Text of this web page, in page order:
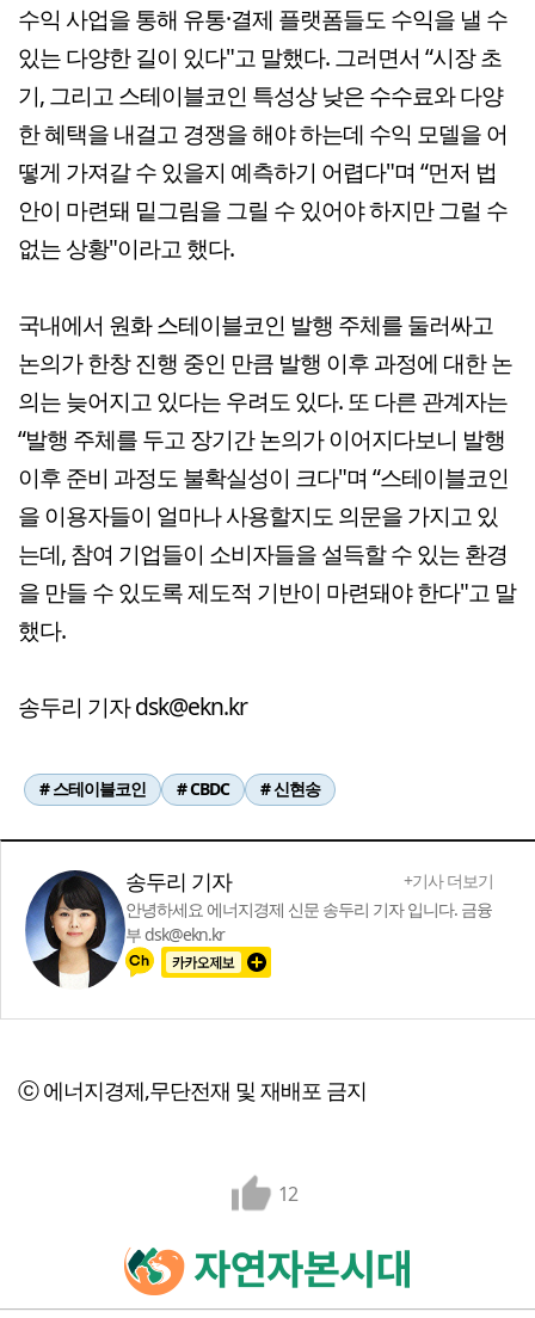
수익 사업을 통해 유통·결제 플랫폼들도 수익을 낼 수
있는 다양한 길이 있다"고 말했다. 그러면서 “시장 초
기, 그리고 스테이블코인 특성상 낮은 수수료와 다양
한 혜택을 내걸고 경쟁을 해야 하는데 수익 모델을 어
떻게 가져갈 수 있을지 예측하기 어렵다"며 “먼저 법
안이 마련돼 밑그림을 그릴 수 있어야 하지만 그럴 수
없는 상황"이라고 했다.
국내에서 원화 스테이블코인 발행 주체를 둘러싸고
논의가 한창 진행 중인 만큼 발행 이후 과정에 대한 논
의는 늦어지고 있다는 우려도 있다. 또 다른 관계자는
“발행 주체를 두고 장기간 논의가 이어지다보니 발행
이후 준비 과정도 불확실성이 크다"며 “스테이블코인
을 이용자들이 얼마나 사용할지도 의문을 가지고 있
는데, 참여 기업들이 소비자들을 설득할 수 있는 환경
을 만들 수 있도록 제도적 기반이 마련돼야 한다"고 말
했다.
송두리 기자 dsk@ekn.kr
# 스테이블코인 # CBDC # 신현송
송두리 기자
+기사 더보기
안녕하세요 에너지경제 신문 송두리 기자 입니다. 금융
부 dsk@ekn.kr
ⓒ 에너지경제,무단전재 및 재배포 금지
12